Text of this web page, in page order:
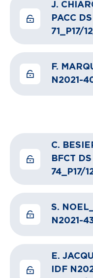
J.
PACC
71_P17/
F.
N2021-
C.
BFCT
74_P17/
S.
N2021-
E.
IDF